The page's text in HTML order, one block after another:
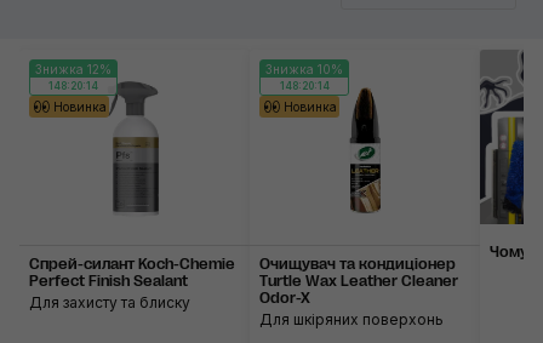
Знижка 12%
148:20:14
Новинка
Спрей-силант Koch-Chemie
Perfect Finish Sealant
Для захисту та блиску
Знижка 10%
148:20:14
Новинка
Очищувач та кондиціонер
Turtle Wax Leather Cleaner
Odor-X
Для шкіряних поверхонь
Чому